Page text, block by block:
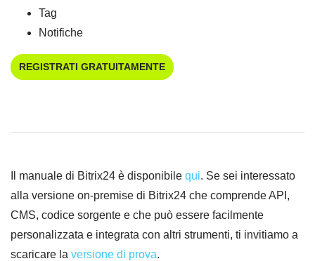
Tag
Notifiche
REGISTRATI GRATUITAMENTE
Il manuale di Bitrix24 è disponibile qui. Se sei interessato
alla versione on-premise di Bitrix24 che comprende API,
CMS, codice sorgente e che può essere facilmente
personalizzata e integrata con altri strumenti, ti invitiamo a
scaricare la versione di prova.